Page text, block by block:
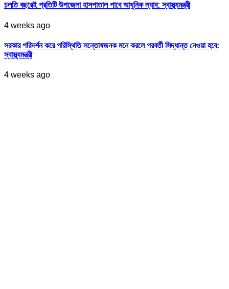
চলতি বছরেই প্রতিটি উপজেলা হাসপাতাল পাবে আধুনিক ল্যাব: স্বাস্থ্যমন্ত্রী
4 weeks ago
সরকার পরিদর্শন করে পরিস্থিতি সন্তোষজনক মনে করলে পরবর্তী সিদ্ধান্ত নেওয়া হবে:
স্বাস্থ্যমন্ত্রী
4 weeks ago